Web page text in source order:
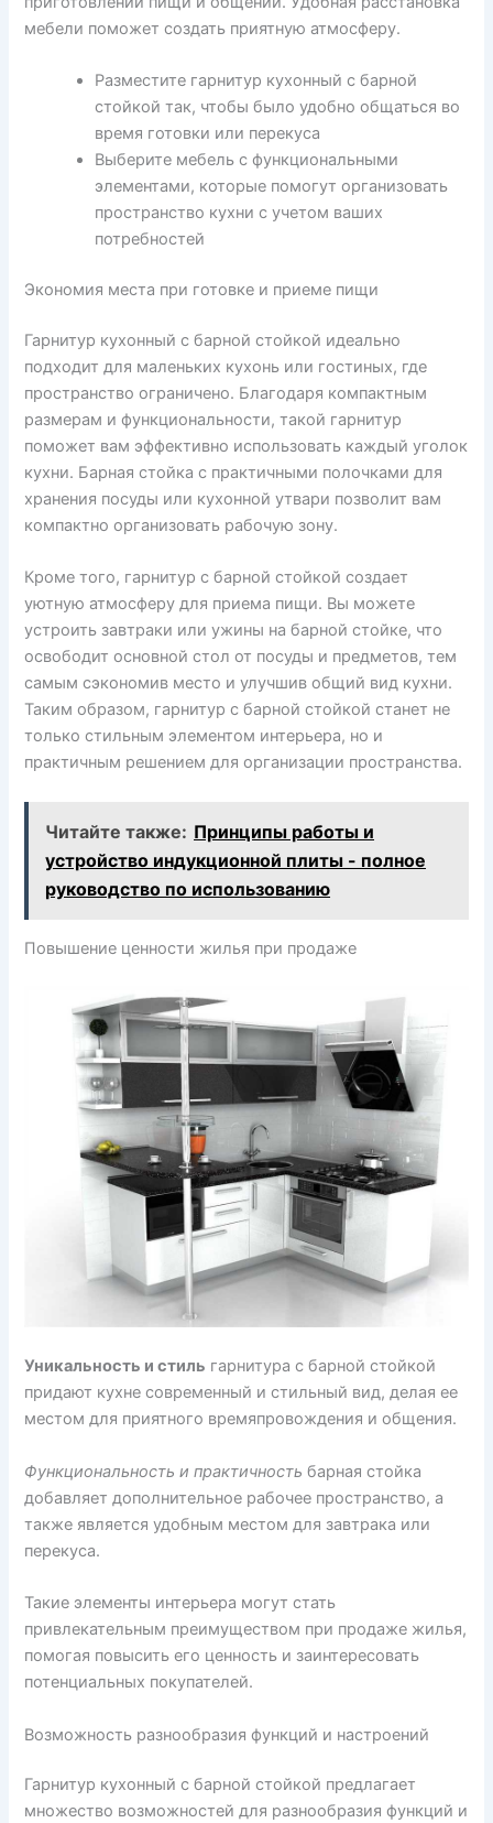
мебели поможет создать приятную атмосферу.
Разместите гарнитур кухонный с барной
стойкой так, чтобы было удобно общаться во
время готовки или перекуса
Выберите мебель с функциональными
элементами, которые помогут организовать
пространство кухни с учетом ваших
потребностей
Экономия места при готовке и приеме пищи
Гарнитур кухонный с барной стойкой идеально
подходит для маленьких кухонь или гостиных, где
пространство ограничено. Благодаря компактным
размерам и функциональности, такой гарнитур
поможет вам эффективно использовать каждый уголок
кухни. Барная стойка с практичными полочками для
хранения посуды или кухонной утвари позволит вам
компактно организовать рабочую зону.
Кроме того, гарнитур с барной стойкой создает
уютную атмосферу для приема пищи. Вы можете
устроить завтраки или ужины на барной стойке, что
освободит основной стол от посуды и предметов, тем
самым сэкономив место и улучшив общий вид кухни.
Таким образом, гарнитур с барной стойкой станет не
только стильным элементом интерьера, но и
практичным решением для организации пространства.
Читайте также: Принципы работы и
устройство индукционной плиты - полное
руководство по использованию
Повышение ценности жилья при продаже
Уникальность и стиль гарнитура с барной стойкой
придают кухне современный и стильный вид, делая ее
местом для приятного времяпровождения и общения.
Функциональность и практичность барная стойка
добавляет дополнительное рабочее пространство, а
также является удобным местом для завтрака или
перекуса.
Такие элементы интерьера могут стать
привлекательным преимуществом при продаже жилья,
помогая повысить его ценность и заинтересовать
потенциальных покупателей.
Возможность разнообразия функций и настроений
Гарнитур кухонный с барной стойкой предлагает
множество возможностей для разнообразия функций и